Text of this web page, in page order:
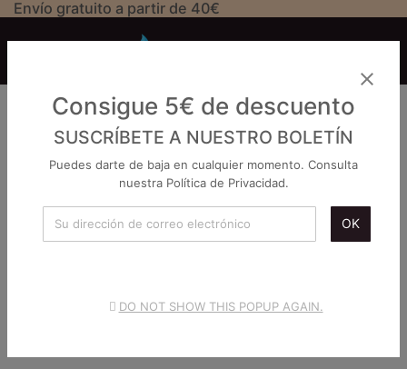
Envío gratuito a partir de 40€
DENENES 
favorite_border
close
Consigue 5€ de descuento
SUSCRÍBETE A NUESTRO BOLETÍN
Puedes darte de baja en cualquier momento. Consulta
nuestra Política de Privacidad.
OK
DO NOT SHOW THIS POPUP AGAIN.